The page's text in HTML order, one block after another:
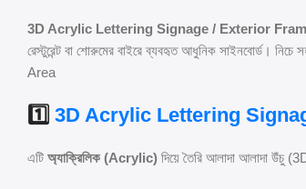
3D Acrylic Lettering Signage / Exterior
রেস্টুরেন্ট বা শোরুমের বাইরে ব্যবহৃত আধুনিক
Area
1️⃣ 3D Acrylic Lettering
এটি অ্যাক্রিলিক (Acrylic) দিয়ে তৈরি আলাদা আলাদা উঁচু